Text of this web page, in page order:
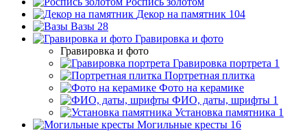
Декор на памятник 104
Вазы 28
Гравировка и фото
Гравировка и фото
Гравировка портрета 1
Портретная плитка
Фото на керамике
ФИО, даты, шрифты 1
Установка памятника 1
Могильные кресты 16